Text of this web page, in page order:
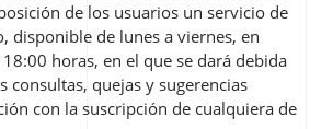
de los usuarios un servicio de
disponible de lunes a viernes, en
horas, en el que se dará debida
consultas, quejas y sugerencias
con la suscripción de cualquiera de